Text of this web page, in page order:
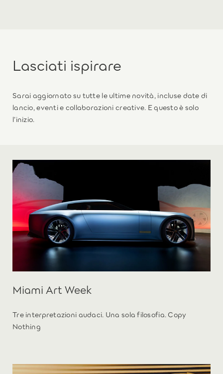
Lasciati ispirare
Sarai aggiornato su tutte le ultime novità, incluse date di
lancio, eventi e collaborazioni creative. E questo è solo
l’inizio.
Miami Art Week
Tre interpretazioni audaci. Una sola filosofia. Copy
Nothing